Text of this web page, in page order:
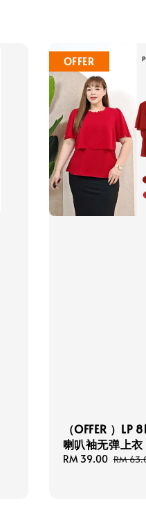
OFFER
（OFFER ）
喇叭袖无弹上衣
Sale
RM 39.00 RM